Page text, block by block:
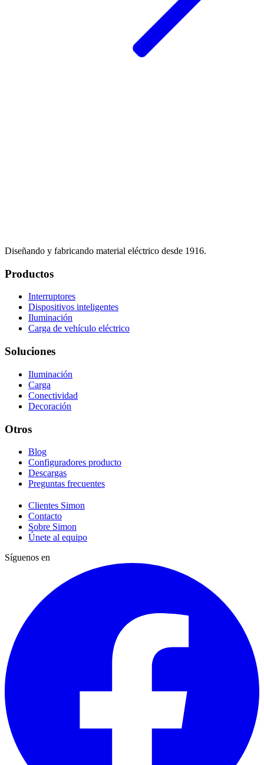
Diseñando y fabricando material eléctrico desde 1916.
Productos
Interruptores
Dispositivos inteligentes
Iluminación
Carga de vehículo eléctrico
Soluciones
Iluminación
Carga
Conectividad
Decoración
Otros
Blog
Configuradores producto
Descargas
Preguntas frecuentes
Clientes Simon
Contacto
Sobre Simon
Únete al equipo
Síguenos en